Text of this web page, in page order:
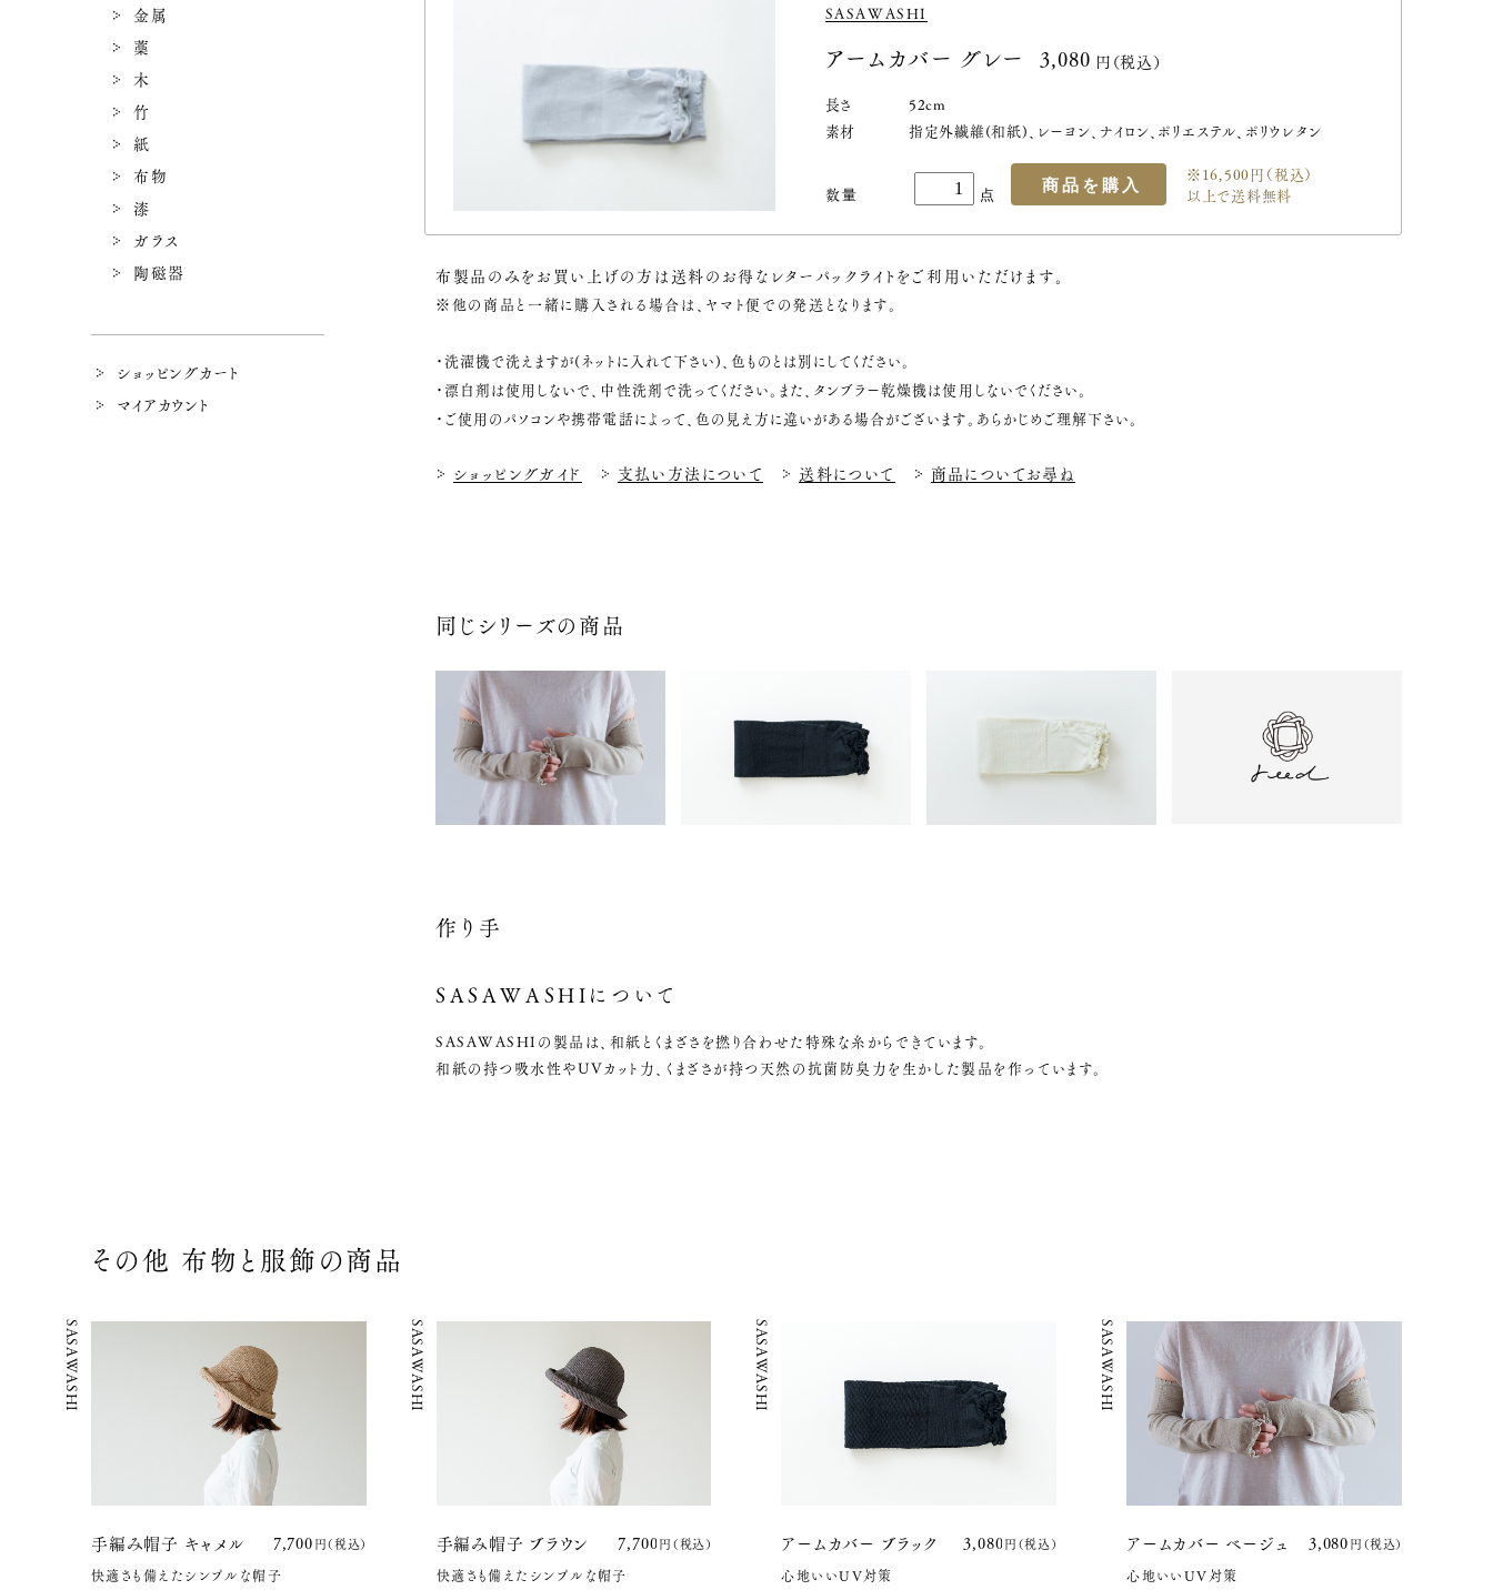
SASAWASHI
アームカバー グレー 3,080円(税込)
長さ
52cm
素材
指定外繊維(和紙)、レーヨン、ナイロン、ポリエステル、ポリウレタン
※16,500円（税込）
以上で送料無料
布製品のみをお買い上げの方は送料のお得なレターパックライトをご利用いただけます。
※他の商品と一緒に購入される場合は、ヤマト便での発送となります。
・洗濯機で洗えますが(ネットに入れて下さい)、色ものとは別にしてください。
・漂白剤は使用しないで、中性洗剤で洗ってください。また、タンブラー乾燥機は使用しないでください。
・ご使用のパソコンや携帯電話によって、色の見え方に違いがある場合がございます。あらかじめご理解下さい。
ショッピングガイド 支払い方法について 送料について 商品についてお尋ね
同じシリーズの商品
作り手
SASAWASHIについて
SASAWASHIの製品は、和紙とくまざさを撚り合わせた特殊な糸からできています。
和紙の持つ吸水性やUVカット力、くまざさが持つ天然の抗菌防臭力を生かした製品を作っています。
金属
藁
木
竹
紙
布物
漆
ガラス
陶磁器
ショッピングカート
マイアカウント
その他 布物と服飾の商品
SASAWASHI
手編み帽子 キャメル
快適さも備えたシンプルな帽子
7,700円(税込)
SASAWASHI
手編み帽子 ブラウン
快適さも備えたシンプルな帽子
7,700円(税込)
SASAWASHI
アームカバー ブラック
心地いいUV対策
3,080円(税込)
SASAWASHI
アームカバー ベージュ
心地いいUV対策
3,080円(税込)